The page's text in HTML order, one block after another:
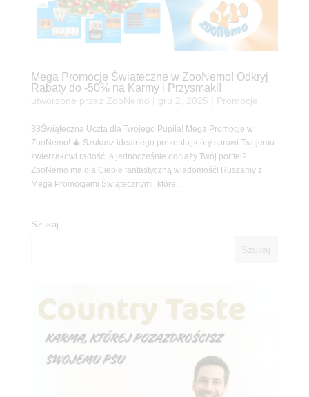
Mega Promocje Świąteczne w ZooNemo! Odkryj
Rabaty do -50% na Karmy i Przysmaki!
utworzone przez ZooNemo gru 2, 2025 Promocje
38Świąteczna Uczta dla Twojego Pupila! Mega Promocje w
ZooNemo! 🎄 Szukasz idealnego prezentu, który sprawi Twojemu
zwierzakowi radość, a jednocześnie odciąży Twój portfel?
ZooNemo ma dla Ciebie fantastyczną wiadomość! Ruszamy z
Mega Promocjami Świątecznymi, które...
Szukaj